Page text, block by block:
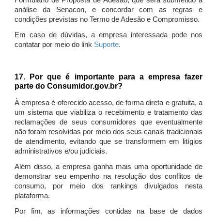
análise da Senacon, e concordar com as regras e
condições previstas no Termo de Adesão e Compromisso.
Em caso de dúvidas, a empresa interessada pode nos
contatar por meio do link Suporte.
17. Por que é importante para a empresa fazer
parte do Consumidor.gov.br?
À empresa é oferecido acesso, de forma direta e gratuita, a
um sistema que viabiliza o recebimento e tratamento das
reclamações de seus consumidores que eventualmente
não foram resolvidas por meio dos seus canais tradicionais
de atendimento, evitando que se transformem em litígios
administrativos e/ou judiciais.
Além disso, a empresa ganha mais uma oportunidade de
demonstrar seu empenho na resolução dos conflitos de
consumo, por meio dos rankings divulgados nesta
plataforma.
Por fim, as informações contidas na base de dados